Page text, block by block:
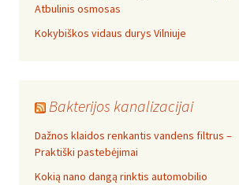
Atbulinis osmosas
Kokybiškos vidaus durys Vilniuje
Bakterijos kanalizacijai
Dažnos klaidos renkantis vandens filtrus –
Praktiški pastebėjimai
Kokią nano dangą rinktis automobilio